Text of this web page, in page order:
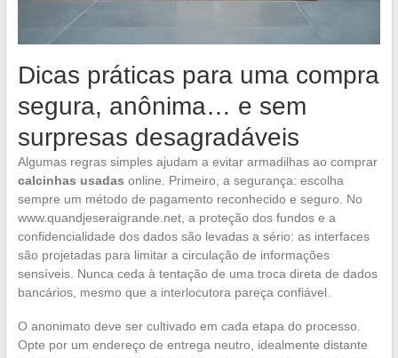
Dicas práticas para uma compra
segura, anônima… e sem
surpresas desagradáveis
Algumas regras simples ajudam a evitar armadilhas ao comprar
calcinhas usadas online. Primeiro, a segurança: escolha
sempre um método de pagamento reconhecido e seguro. No
www.quandjeseraigrande.net, a proteção dos fundos e a
confidencialidade dos dados são levadas a sério: as interfaces
são projetadas para limitar a circulação de informações
sensíveis. Nunca ceda à tentação de uma troca direta de dados
bancários, mesmo que a interlocutora pareça confiável.
O anonimato deve ser cultivado em cada etapa do processo.
Opte por um endereço de entrega neutro, idealmente distante